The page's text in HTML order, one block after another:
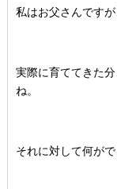
私はお父さんですが
実際に育ててきた
ね。
それに対して何がで